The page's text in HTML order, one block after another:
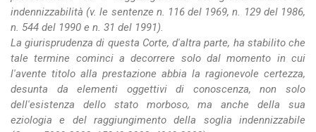
indennizzabilità (v. le sentenze n. 116 del 1969, n. 129 del 1986,
n. 544 del 1990 e n. 31 del 1991).
La giurisprudenza di questa Corte, d'altra parte, ha stabilito che
tale termine cominci a decorrere solo dal momento in cui
l'avente titolo alla prestazione abbia la ragionevole certezza,
desunta da elementi oggettivi di conoscenza, non solo
dell'esistenza dello stato morboso, ma anche della sua
eziologia e del raggiungimento della soglia indennizzabile